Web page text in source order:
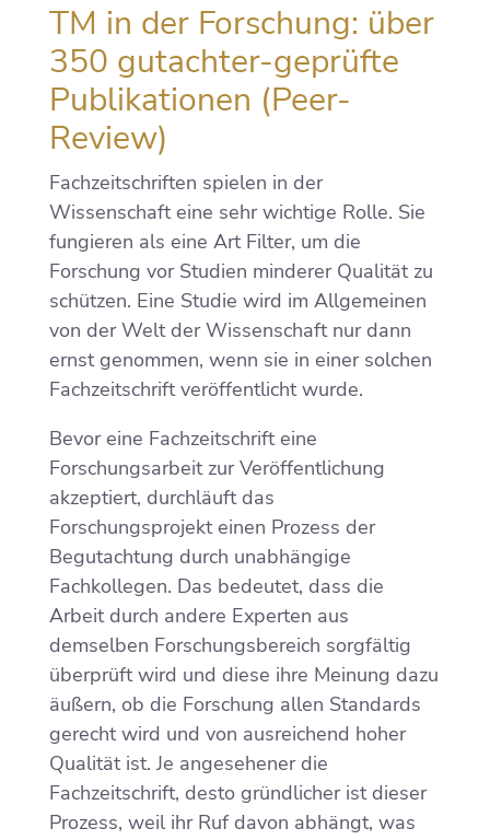
TM in der Forschung: über
350 gutachter-geprüfte
Publikationen (Peer-
Review)
Fachzeitschriften spielen in der
Wissenschaft eine sehr wichtige Rolle. Sie
fungieren als eine Art Filter, um die
Forschung vor Studien minderer Qualität zu
schützen. Eine Studie wird im Allgemeinen
von der Welt der Wissenschaft nur dann
ernst genommen, wenn sie in einer solchen
Fachzeitschrift veröffentlicht wurde.
Bevor eine Fachzeitschrift eine
Forschungsarbeit zur Veröffentlichung
akzeptiert, durchläuft das
Forschungsprojekt einen Prozess der
Begutachtung durch unabhängige
Fachkollegen. Das bedeutet, dass die
Arbeit durch andere Experten aus
demselben Forschungsbereich sorgfältig
überprüft wird und diese ihre Meinung dazu
äußern, ob die Forschung allen Standards
gerecht wird und von ausreichend hoher
Qualität ist. Je angesehener die
Fachzeitschrift, desto gründlicher ist dieser
Prozess, weil ihr Ruf davon abhängt, was